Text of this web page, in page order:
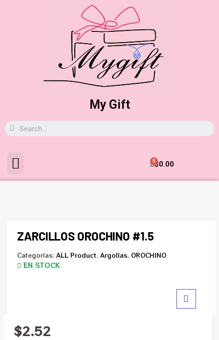
My Gift
$0.00
0
ZARCILLOS OROCHINO #1.5
Categorías: ALL Product, Argollas, OROCHINO
EN STOCK
$2.52